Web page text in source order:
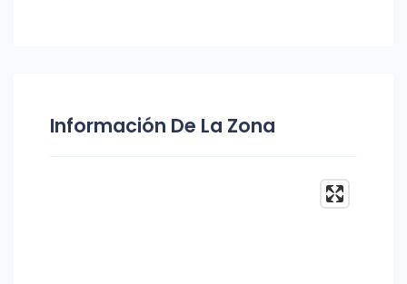
Información De La Zona